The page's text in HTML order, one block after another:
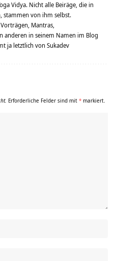
Vidya. Nicht alle Beiräge, die in
stammen von ihm selbst.
Mantras,
anderen in seinem Namen im Blog
ja letztlich von Sukadev
Erforderliche Felder sind mit * markiert.